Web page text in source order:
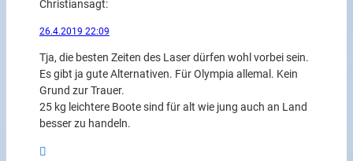
Christiansagt:
26.4.2019 22:09
Tja, die besten Zeiten des Laser dürfen wohl vorbei sein.
Es gibt ja gute Alternativen. Für Olympia allemal. Kein
Grund zur Trauer.
25 kg leichtere Boote sind für alt wie jung auch an Land
besser zu handeln.